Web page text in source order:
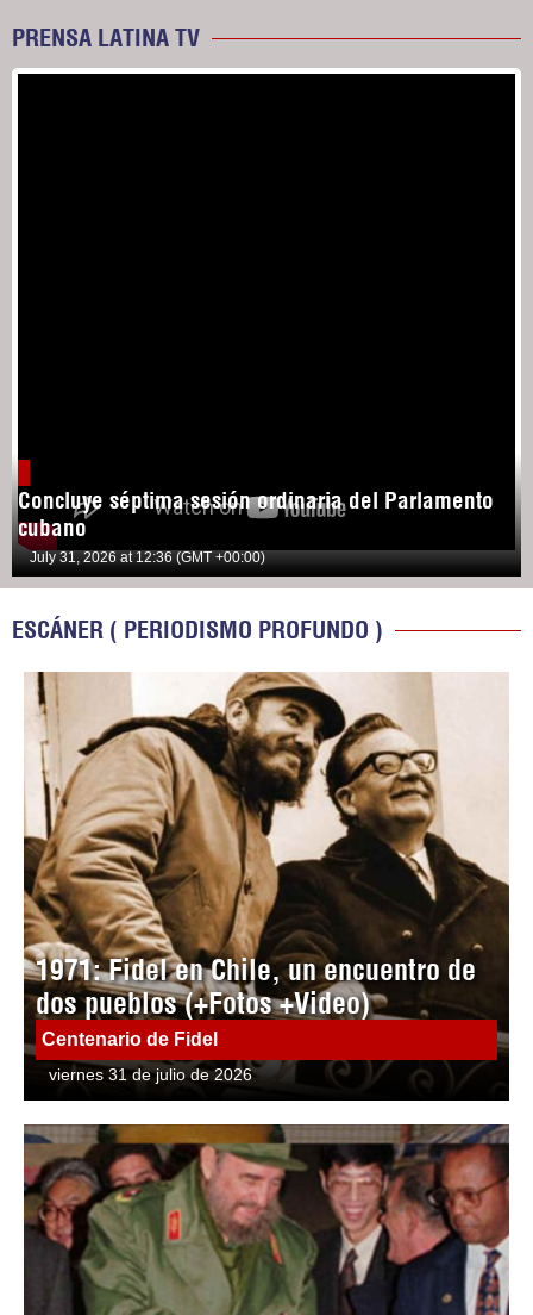
PRENSA LATINA TV
Concluye séptima sesión ordinaria del Parlamento
cubano
July 31, 2026 at 12:36 (GMT +00:00)
ESCÁNER ( PERIODISMO PROFUNDO )
1971: Fidel en Chile, un encuentro de
dos pueblos (+Fotos +Video)
Centenario de Fidel
viernes 31 de julio de 2026